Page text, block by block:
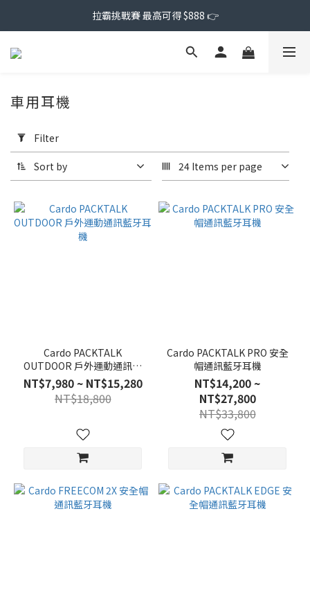
拉霸挑戰賽 最高可得 $888 👉
Filter
(0/20)
Range
(NT$)
車用耳機
Filter
Sort by 24 Items per page
Cardo PACKTALK
OUTDOOR 戶外運動通訊藍
牙耳機
NT$7,980 ~ NT$15,280
NT$18,800
Cardo PACKTALK PRO 安全
帽通訊藍牙耳機
NT$14,200 ~
NT$27,800
NT$33,800